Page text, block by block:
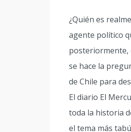
¿Quién es
agente político
posteriormente,
se hace la
de Chile para
El diario El
toda la historia
el tema más